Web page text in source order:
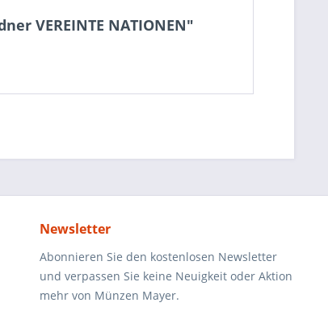
VEREINTE NATIONEN"
Newsletter
Abonnieren Sie den kostenlosen Newsletter
und verpassen Sie keine Neuigkeit oder Aktion
mehr von Münzen Mayer.